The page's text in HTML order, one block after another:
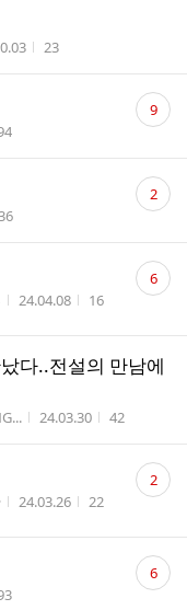
간 조회수
23
회수
댓
글 9
조회수
댓
글 2
작성시간
24.04.08 조회수
16
댓
글 6
다..전설의 만남에
작성시간
24.03.30 조회수
42
작성시간
24.03.26 조회수
22
댓
글 2
회수
댓
글 6